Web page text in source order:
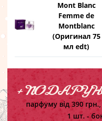
Mont Blanc
Femme de
Montblanc
(Оригинал 75
мл edt)
+
парфуму від 390 грн.,
1 шт. -